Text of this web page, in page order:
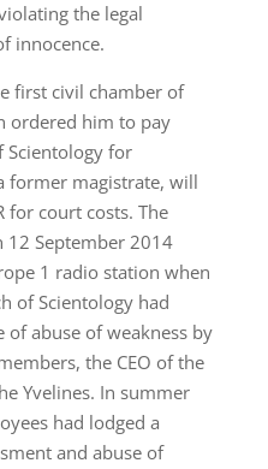
the legal
innocence.
first civil chamber of
ordered him to pay
Scientology for
former magistrate, will
for court costs. The
12 September 2014
1 radio station when
of Scientology had
of abuse of weakness by
the CEO of the
Yvelines. In summer
had lodged a
and abuse of